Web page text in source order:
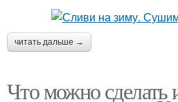
читать дальше →
Что можно сделать